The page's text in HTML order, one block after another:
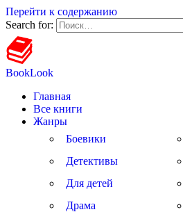
Перейти к содержанию
Search for:
BookLook
Главная
Все книги
Жанры
Боевики
Детективы
Для детей
Драма